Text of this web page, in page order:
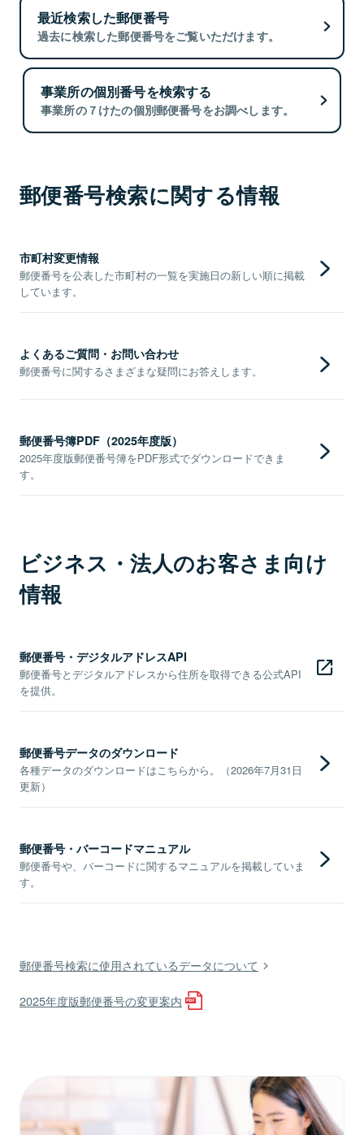
最近検索した郵便番号
過去に検索した郵便番号をご覧いただけます。
事業所の個別番号を検索する
事業所の７けたの個別郵便番号をお調べします。
郵便番号検索に関する情報
市町村変更情報
郵便番号を公表した市町村の一覧を実施日の新しい順に掲載
しています。
よくあるご質問・お問い合わせ
郵便番号に関するさまざまな疑問にお答えします。
郵便番号簿PDF（2025年度版）
2025年度版郵便番号簿をPDF形式でダウンロードできま
す。
ビジネス・法人のお客さま向け
情報
郵便番号・デジタルアドレスAPI
郵便番号とデジタルアドレスから住所を取得できる公式API
を提供。
郵便番号データのダウンロード
各種データのダウンロードはこちらから。（2026年7月31日
更新）
郵便番号・バーコードマニュアル
郵便番号や、バーコードに関するマニュアルを掲載していま
す。
郵便番号検索に使用されているデータについて
2025年度版郵便番号の変更案内